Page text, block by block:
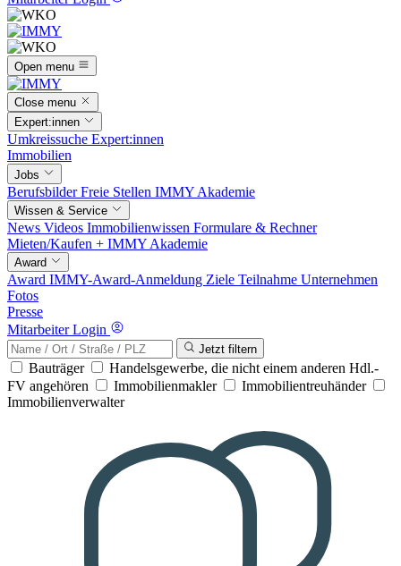
Open menu
Close menu
Expert:innen
Umkreissuche Expert:innen
Immobilien
Jobs
BerufsbilderFreie Stellen IMMY Akademie
Wissen & Service
News Videos Immobilienwissen Formulare & Rechner
Mieten/Kaufen + IMMY Akademie
Award
Award IMMY-Award-Anmeldung Ziele Teilnahme Unternehmen
Fotos
Presse
Mitarbeiter Login
Jetzt filtern
Bauträger
Handelsgewerbe, die nicht einem anderen Hdl.-
FV angehören
Immobilienmakler
Immobilientreuhänder
Immobilienverwalter